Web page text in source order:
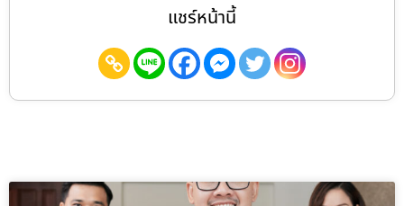
แชร์หน้านี้